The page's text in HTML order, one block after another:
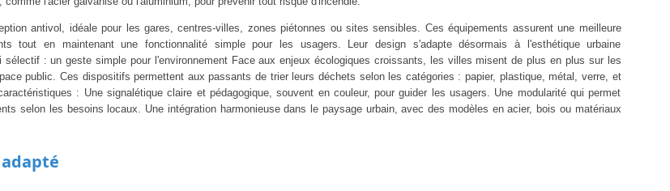
antivol, idéale pour les gares, centres-villes, zones piétonnes ou sites sensibles. Ces équipements assurent une meilleure
tout en maintenant une fonctionnalité simple pour les usagers. Leur design s'adapte désormais à l'esthétique urbaine
sélectif : un geste simple pour l'environnement Face aux enjeux écologiques croissants, les villes misent de plus en plus sur les
public. Ces dispositifs permettent aux passants de trier leurs déchets selon les catégories : papier, plastique, métal, verre, et
: Une signalétique claire et pédagogique, souvent en couleur, pour guider les usagers. Une modularité qui permet
selon les besoins locaux. Une intégration harmonieuse dans le paysage urbain, avec des modèles en acier, bois ou matériaux